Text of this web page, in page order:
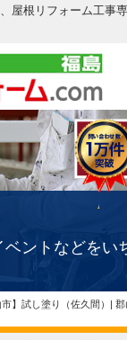
屋根リフォーム工事
ントなどをい
り（佐久間）| 郡山塗装｜いわき市、須賀川市、二本松市、本宮市の屋根塗装＆